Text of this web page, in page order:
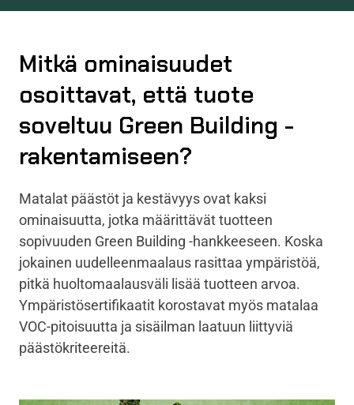
Mitkä ominaisuudet
osoittavat, että tuote
soveltuu Green Building -
rakentamiseen?
Matalat päästöt ja kestävyys ovat kaksi
ominaisuutta, jotka määrittävät tuotteen
sopivuuden Green Building -hankkeeseen. Koska
jokainen uudelleenmaalaus rasittaa ympäristöä,
pitkä huoltomaalausväli lisää tuotteen arvoa.
Ympäristösertifikaatit korostavat myös matalaa
VOC-pitoisuutta ja sisäilman laatuun liittyviä
päästökriteereitä.